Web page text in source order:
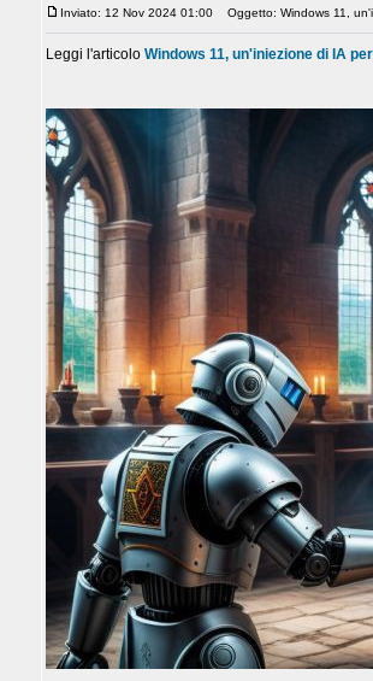
Inviato: 12 Nov 2024 01:00 Oggetto: Windows 11,
Leggi l'articolo Windows 11, un'iniezione di IA